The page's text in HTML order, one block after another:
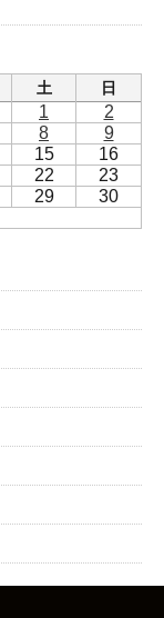
土 日
1
2
8
9
15
16
22
23
29
30